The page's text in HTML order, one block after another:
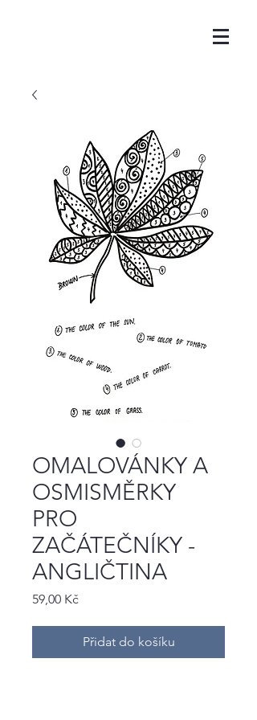
OMALOVÁNKY A
OSMISMĚRKY
PRO
ZAČÁTEČNÍKY -
ANGLIČTINA
59,00 KčCena
Přidat do košíku